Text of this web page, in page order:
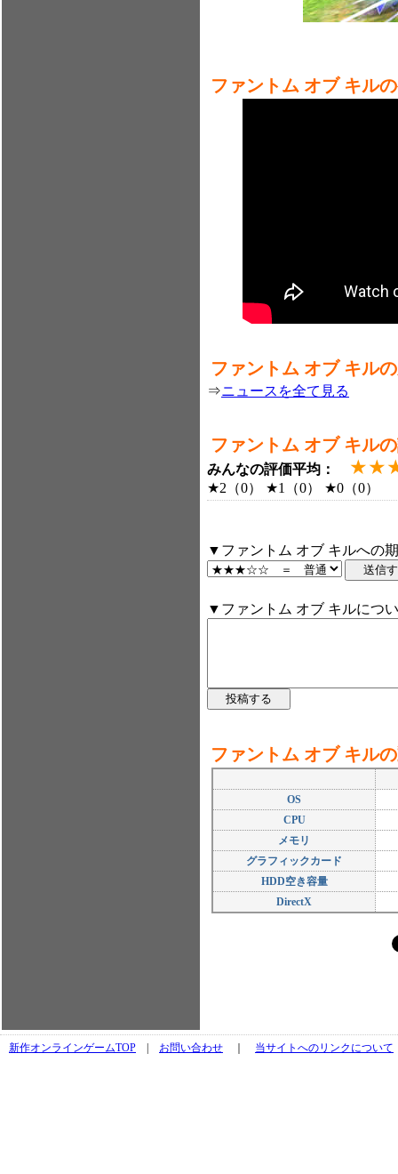
ファントム オブ キル
ファントム オブ キル
⇒ニュースを全て見る
ファントム オブ キル
みんなの評価平均：
★2（0） ★1（0） ★0（0）
▼ファントム オブ キルへの
▼ファントム オブ キルにつ
ファントム オブ キル
OS
CPU
メモリ
グラフィックカード
HDD空き容量
DirectX
新作オンラインゲームTOP お問い合わせ 当サイトへのリンクについて